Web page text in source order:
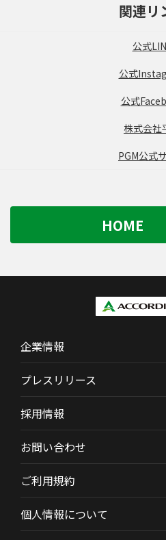
関連リ
公式
公式
公式
株式会社
PGM公式
HOME
企業情報
プレスリリース
採用情報
お問い合わせ
ご利用規約
個人情報について